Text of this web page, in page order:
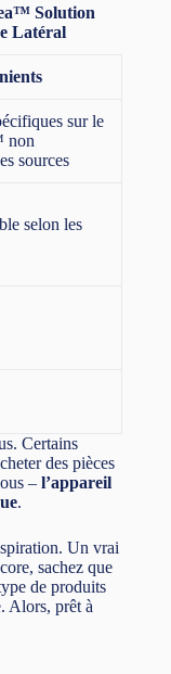
Solution
Latéral
sur le
non
sources
selon les
Certains
des pièces
– l’appareil
.
Un vrai
sachez que
de produits
Alors, prêt à